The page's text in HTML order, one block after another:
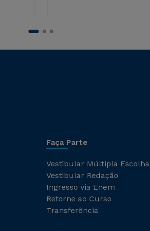
Faça Parte
Vestibular Múltipla Escolha
Vestibular Redação
Ingresso via Enem
Retorne ao Curso
Transferência